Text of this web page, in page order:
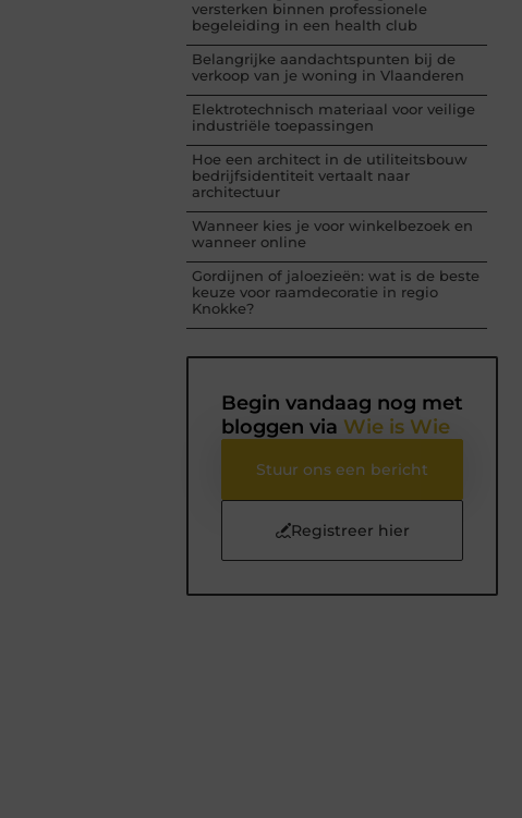
versterken binnen professionele
begeleiding in een health club
Belangrijke aandachtspunten bij de
verkoop van je woning in Vlaanderen
Elektrotechnisch materiaal voor veilige
industriële toepassingen
Hoe een architect in de utiliteitsbouw
bedrijfsidentiteit vertaalt naar
architectuur
Wanneer kies je voor winkelbezoek en
wanneer online
Gordijnen of jaloezieën: wat is de beste
keuze voor raamdecoratie in regio
Knokke?
Begin vandaag nog met
bloggen via Wie is Wie
Stuur ons een bericht
Registreer hier